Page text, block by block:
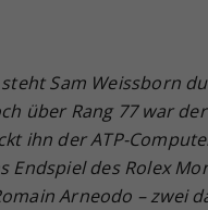
Sam Weissborn
über Rang 77 war
ihn der ATP-
Endspiel des Rolex
Arneodo – zwei